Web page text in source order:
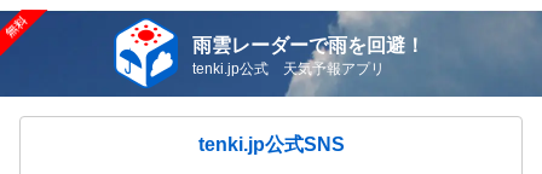
雨雲レーダーで雨を回避！
tenki.jp公式 天気予報アプリ
tenki.jp公式SNS